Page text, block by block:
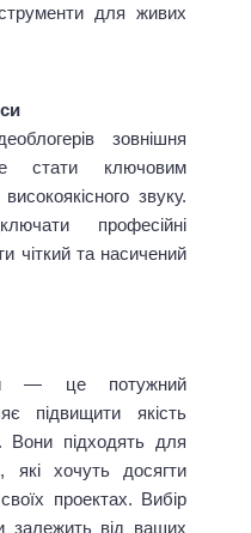
для живих
зовнішня
стати ключовим
звуку.
професійні
чіткий та насичений
— це потужний
підвищити якість
Вони підходять для
які хочуть досягти
проектах. Вибір
залежить від ваших